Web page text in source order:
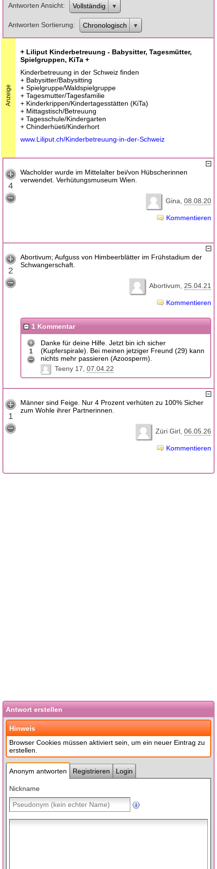
Antworten Ansicht Vollständig
Antworten Sortierung Chronologisch
Anzeige
+ Liliput Kinderbetreuung - Babysitter, Tagesmütter,
Spielgruppen, KiTa +
Kinderbetreuung in der Schweiz finden
+ Babysitter/Babysitting
+ Spielgruppe/Waldspielgruppe
+ Tagesmutter/Tagesfamilie
+ Kinderkrippen/Kindertagesstätten (KiTa)
+ Mittagstisch/Betreuung
+ Tagesschule/Kindergarten
+ Chinderhüeti/Kinderhort
www.Liliput.ch/Kinderbetreuung-in-der-Schweiz
4
Wacholder wurde im Mittelalter bei/von Hübscherinnen
verwendet. Verhütungsmuseum Wien.
Gina 08.08.20
Kommentieren
2
Abortivum; Aufguss von Himbeerblätter im Frühstadium der
Schwangerschaft.
Abortivum 25.04.21
Kommentieren
1 Kommentar
1
Danke für deine Hilfe. Jetzt bin ich sicher
(Kupferspirale). Bei meinen jetziger Freund (29) kann
nichts mehr passieren (Azoosperm).
Teeny 17 07.04.22
1
Männer sind Feige. Nur 4 Prozent verhüten zu 100% Sicher
zum Wohle ihrer Partnerinnen.
Züri Girl 06.05.26
Kommentieren
Antwort erstellen
Hinweis
Browser Cookies müssen aktiviert sein, um ein neuer Eintrag zu
erstellen.
Anonym antworten Registrieren Login
Nickname